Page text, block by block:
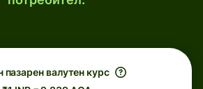
пазарен валутен курс